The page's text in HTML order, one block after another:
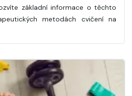
základní informace o těchto
metodách cvičení na